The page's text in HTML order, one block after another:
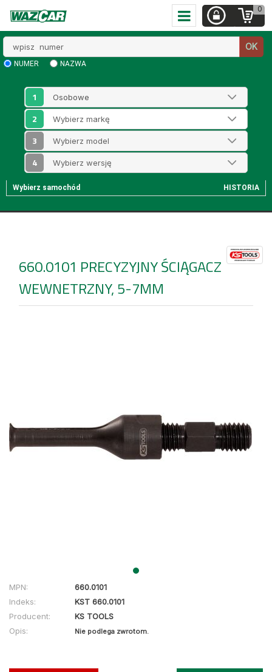
0
numer
OK
NUMER NAZWA
1
2
3
4
Wybierz samochód HISTORIA
660.0101 PRECYZYJNY ŚCIĄGACZ
WEWNETRZNY, 5-7MM
MPN:
660.0101
Indeks:
KST 660.0101
Producent:
KS TOOLS
Opis:
Nie podlega zwrotom.